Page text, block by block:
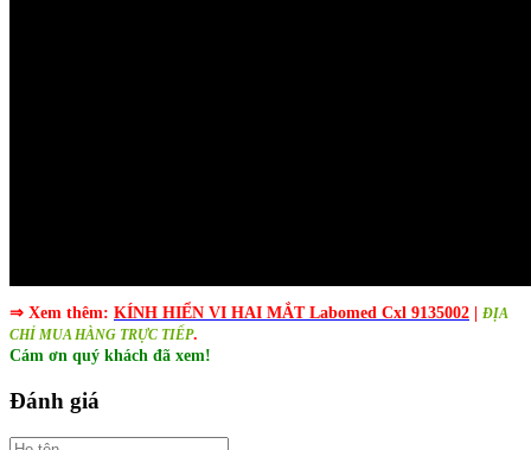
⇒ Xem thêm: KÍNH HIỂN VI HAI MẮT Labomed Cxl 9135002
ĐỊA
CHỈ MUA HÀNG TRỰC TIẾP.
Cám ơn quý khách đã xem!
Đánh giá